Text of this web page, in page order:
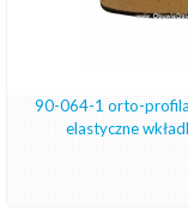
90-064-1 orto-
elastyczne